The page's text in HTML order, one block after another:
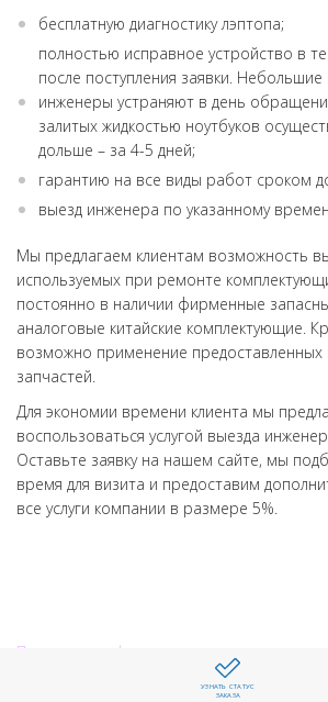
бесплатную диагностику лэптопа;
полностью исправное устройство в
после поступления заявки. Небольшие
инженеры устраняют в день
залитых жидкостью ноутбуков
дольше – за 4-5 дней;
гарантию на все виды работ сроком
выезд инженера по указанному
Мы предлагаем клиентам возможность
используемых при ремонте
постоянно в наличии фирменные
аналоговые китайские комплектующие.
возможно применение предоставленных
запчастей.
Для экономии времени клиента мы
воспользоваться услугой выезда
Оставьте заявку на нашем сайте, мы
время для визита и предоставим
все услуги компании в размере 5%.
Политика конфиденциальности
УЗНАТЬ СТАТУС
ЗАКАЗА